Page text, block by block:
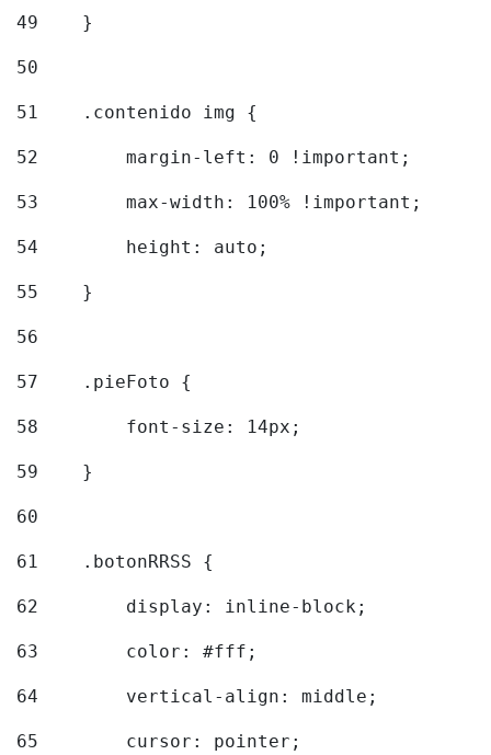
49
    }
50
51
    .contenido img {
52
        margin-left: 0 !important;
53
        max-width: 100% !important;
54
        height: auto;
55
    }
56
57
    .pieFoto {
58
        font-size: 14px;
59
    }
60
61
    .botonRRSS {
62
        display: inline-block;
63
        color: #fff;
64
        vertical-align: middle;
65
        cursor: pointer;